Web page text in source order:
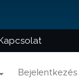
Bejelentkezés